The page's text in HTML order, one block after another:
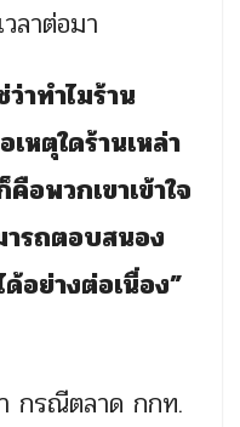
ลาต่อมา
าทำไมร้าน
หตุใดร้านเหล่า
อพวกเขาเข้าใจ
รถตอบสนอง
อย่างต่อเนื่อง”
กรณีตลาด กกท.